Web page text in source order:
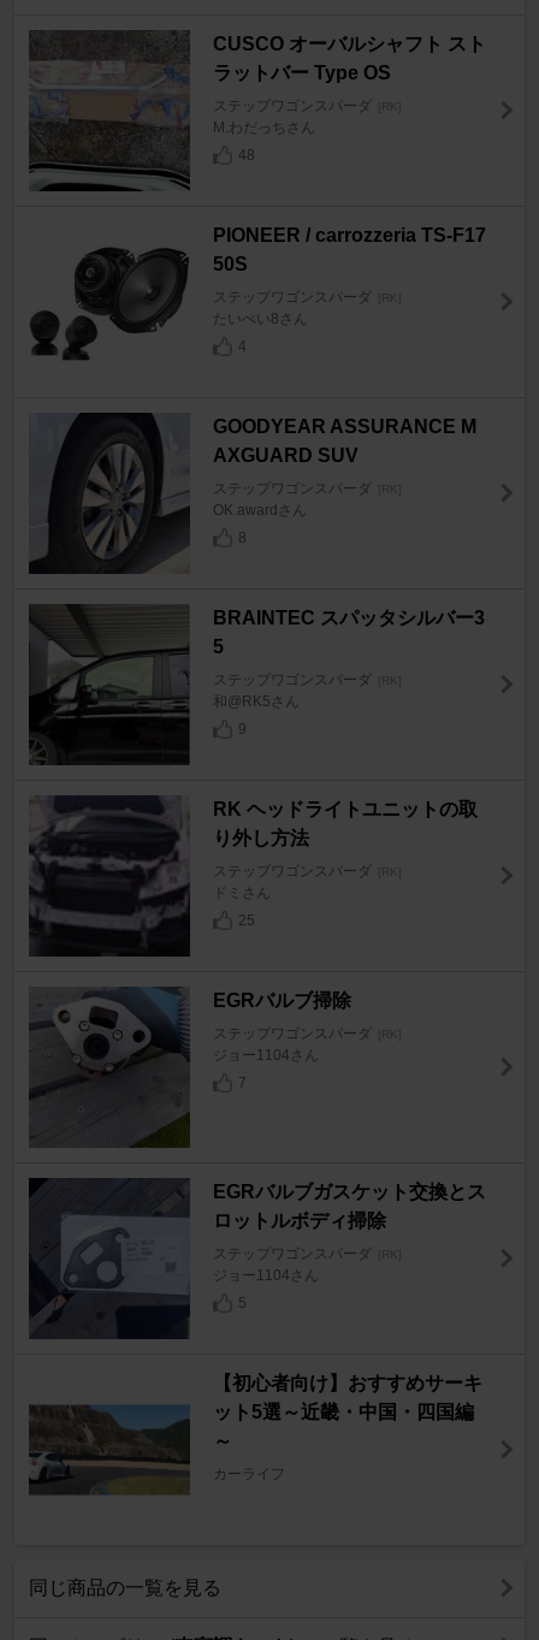
CUSCO オーバルシャフト スト
ラットバー Type OS
ステップワゴンスパーダ [RK]
M.わだっちさん
48
PIONEER / carrozzeria TS-F17
50S
ステップワゴンスパーダ [RK]
たいぺい8さん
4
GOODYEAR ASSURANCE M
AXGUARD SUV
ステップワゴンスパーダ [RK]
OK.awardさん
8
BRAINTEC スパッタシルバー3
5
ステップワゴンスパーダ [RK]
和@RK5さん
9
RK ヘッドライトユニットの取
り外し方法
ステップワゴンスパーダ [RK]
ドミさん
25
EGRバルブ掃除
ステップワゴンスパーダ [RK]
ジョー1104さん
7
EGRバルブガスケット交換とス
ロットルボディ掃除
ステップワゴンスパーダ [RK]
ジョー1104さん
5
【初心者向け】おすすめサーキ
ット5選～近畿・中国・四国編
～
カーライフ
同じ商品の一覧を見る